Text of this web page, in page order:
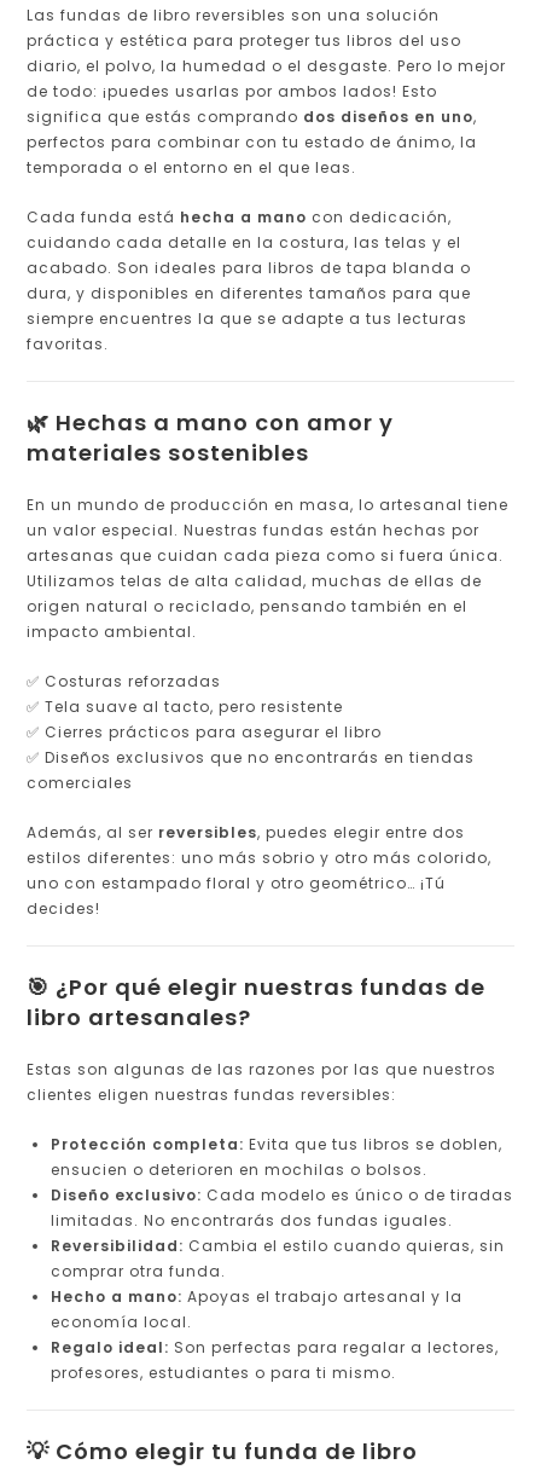
Las fundas de libro reversibles son una solución
práctica y estética para proteger tus libros del uso
diario, el polvo, la humedad o el desgaste. Pero lo mejor
de todo: ¡puedes usarlas por ambos lados! Esto
significa que estás comprando dos diseños en uno,
perfectos para combinar con tu estado de ánimo, la
temporada o el entorno en el que leas.
Cada funda está hecha a mano con dedicación,
cuidando cada detalle en la costura, las telas y el
acabado. Son ideales para libros de tapa blanda o
dura, y disponibles en diferentes tamaños para que
siempre encuentres la que se adapte a tus lecturas
favoritas.
🌿 Hechas a mano con amor y
materiales sostenibles
En un mundo de producción en masa, lo artesanal tiene
un valor especial. Nuestras fundas están hechas por
artesanas que cuidan cada pieza como si fuera única.
Utilizamos telas de alta calidad, muchas de ellas de
origen natural o reciclado, pensando también en el
impacto ambiental.
✅ Costuras reforzadas
✅ Tela suave al tacto, pero resistente
✅ Cierres prácticos para asegurar el libro
✅ Diseños exclusivos que no encontrarás en tiendas
comerciales
Además, al ser reversibles, puedes elegir entre dos
estilos diferentes: uno más sobrio y otro más colorido,
uno con estampado floral y otro geométrico… ¡Tú
decides!
🎯 ¿Por qué elegir nuestras fundas de
libro artesanales?
Estas son algunas de las razones por las que nuestros
clientes eligen nuestras fundas reversibles:
Protección completa: Evita que tus libros se doblen,
ensucien o deterioren en mochilas o bolsos.
Diseño exclusivo: Cada modelo es único o de tiradas
limitadas. No encontrarás dos fundas iguales.
Reversibilidad: Cambia el estilo cuando quieras, sin
comprar otra funda.
Hecho a mano: Apoyas el trabajo artesanal y la
economía local.
Regalo ideal: Son perfectas para regalar a lectores,
profesores, estudiantes o para ti mismo.
💡 Cómo elegir tu funda de libro